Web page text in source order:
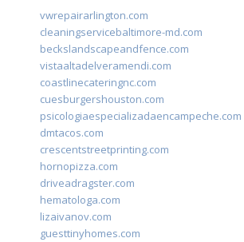
vwrepairarlington.com
cleaningservicebaltimore-md.com
beckslandscapeandfence.com
vistaaltadelveramendi.com
coastlinecateringnc.com
cuesburgershouston.com
psicologiaespecializadaencampeche.com
dmtacos.com
crescentstreetprinting.com
hornopizza.com
driveadragster.com
hematologa.com
lizaivanov.com
guesttinyhomes.com